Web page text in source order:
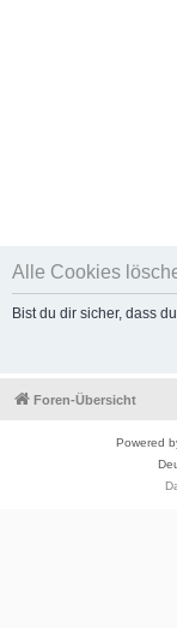
Alle Cookies
Bist du dir sicher, dass
Foren-Übersicht
Powered